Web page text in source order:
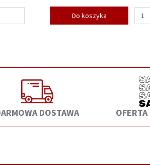
Do koszyka
DOSTAWA